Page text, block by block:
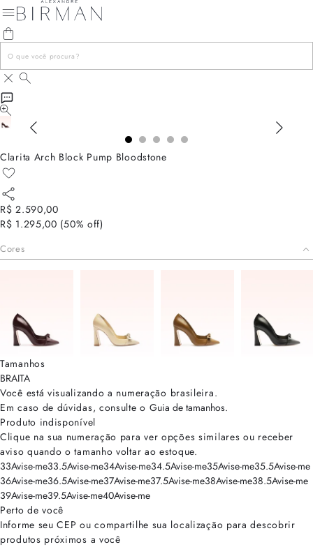
Clarita Arch Block Pump Bloodstone
R$ 2.590,00
R$ 1.295,00 (50% off)
Cores
Tamanhos
BRAITA
Você está visualizando a numeração brasileira.
Em caso de dúvidas, consulte o Guia de tamanhos.
Produto indisponível
Clique na sua numeração para ver opções similares ou receber
aviso quando o tamanho voltar ao estoque.
33Avise-me33.5Avise-me34Avise-me34.5Avise-me35Avise-me35.5Avise-me
36Avise-me36.5Avise-me37Avise-me37.5Avise-me38Avise-me38.5Avise-me
39Avise-me39.5Avise-me40Avise-me
Perto de você
Informe seu CEP ou compartilhe sua localização para descobrir
produtos próximos a você